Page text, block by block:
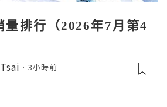
量排行（2026年7月第4
3小時前